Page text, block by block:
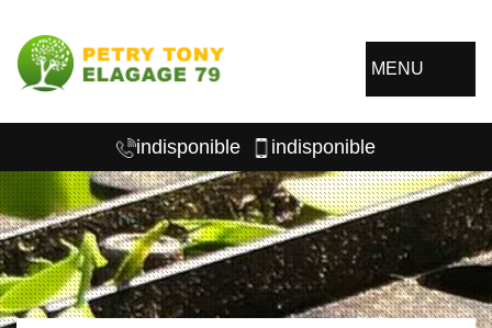
MENU
indisponible indisponible